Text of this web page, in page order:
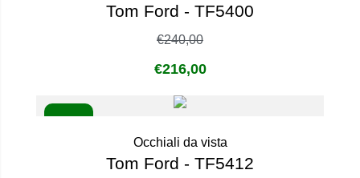
Tom Ford - TF5400
€240,00
€216,00
Occhiali da vista
Tom Ford - TF5412